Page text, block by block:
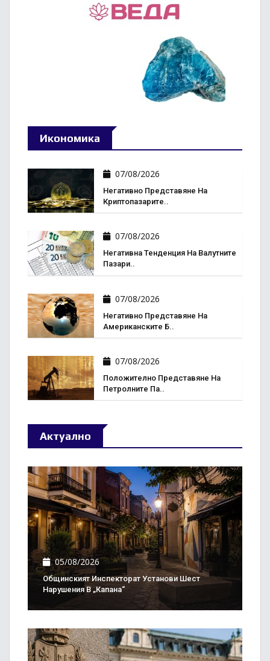
Икономика
07/08/2026
Негативно Представяне На
Криптопазарите..
07/08/2026
Негативна Тенденция На Валутните
Пазари..
07/08/2026
Негативно Представяне На
Американските Б..
07/08/2026
Положително Представяне На
Петролните Па..
Актуално
05/08/2026
Общинският Инспекторат Установи Шест
Нарушения В „Капана“